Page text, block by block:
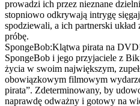
prowadzi ich przez nieznane
stopniowo odkrywają intrygę
spodziewali, a ich partnerski
próbę.
SpongeBob:Klątwa pirata na
SpongeBob i jego przyjaciele z
życia w swoim największym,
obowiązkowym filmowym
pirata”. Zdeterminowany, by
naprawdę odważny i gotowy na